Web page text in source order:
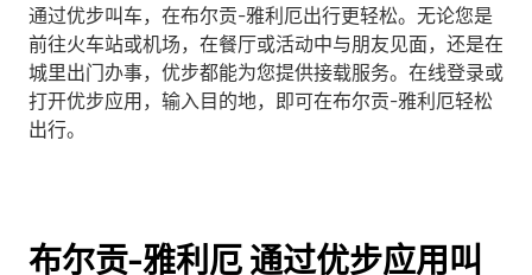
通过优步叫车，在布尔贡-雅利厄出行更轻松。无论您是
前往火车站或机场，在餐厅或活动中与朋友见面，还是在
城里出门办事，优步都能为您提供接载服务。在线登录或
打开优步应用，输入目的地，即可在布尔贡-雅利厄轻松
出行。
布尔贡-雅利厄 通过优步应用叫